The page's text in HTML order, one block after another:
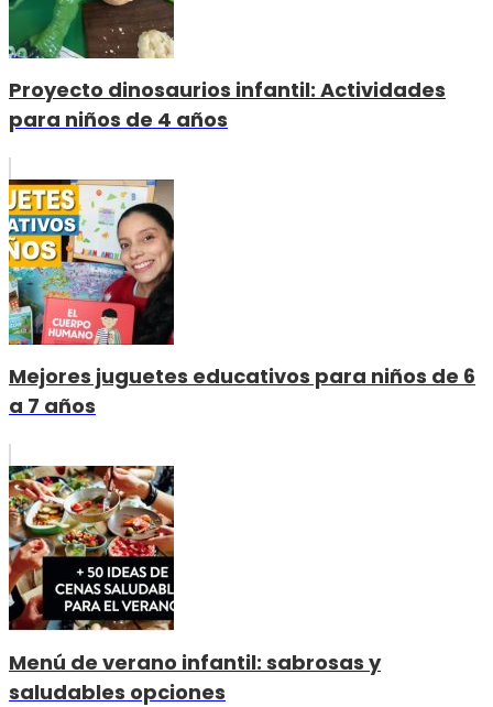
Proyecto dinosaurios infantil: Actividades
para niños de 4 años
Mejores juguetes educativos para niños de 6
a 7 años
Menú de verano infantil: sabrosas y
saludables opciones